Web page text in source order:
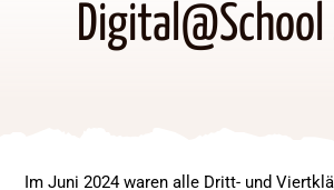
Im Juni 2024 waren alle Dritt- und